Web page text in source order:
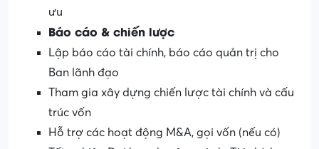
ưu
Báo cáo & chiến lược
Lập báo cáo tài chính, báo cáo quản trị cho
Ban lãnh đạo
Tham gia xây dựng chiến lược tài chính và cấu
trúc vốn
Hỗ trợ các hoạt động M&A, gọi vốn (nếu có)